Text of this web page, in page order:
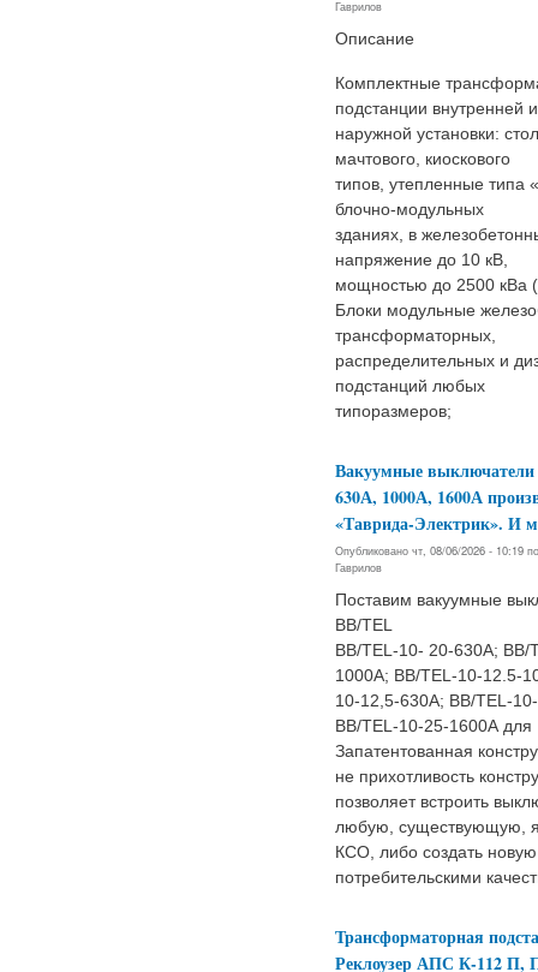
Гаврилов
Описание
Комплектные
подстанции внутренней и
наружной установки:
мачтового, киоскового
типов, утепленные типа
блочно-модульных
зданиях, в
напряжение до 10 кВ,
мощностью до 2500 кВа
Блоки модульные
трансформаторных,
распределительных и
подстанций любых
типоразмеров;
Вакуумные выключатели
630А, 1000А, 1600А
«Таврида-Электрик». И
Опубликовано чт, 08/06/2026 - 10:19
Гаврилов
Поставим вакуумные
ВВ/TEL
ВВ/TEL-10- 20-630А; ВВ/
1000А; BB/TEL-10-12.5-
10-12,5-630А; ВВ/TEL-
ВВ/TEL-10-25-1600А
Запатентованная
не прихотливость
позволяет встроить
любую, существующую,
КСО, либо создать
потребительскими
Трансформаторная
Реклоузер АПС К-112 П,